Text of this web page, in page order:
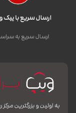
ارسال سریع با
ارسال سریع به
به اولین و بزرگترین